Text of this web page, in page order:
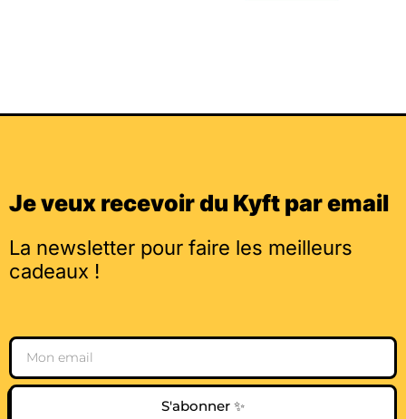
Je veux recevoir du Kyft par email
La newsletter pour faire les meilleurs
cadeaux !
Email
S'abonner ✨